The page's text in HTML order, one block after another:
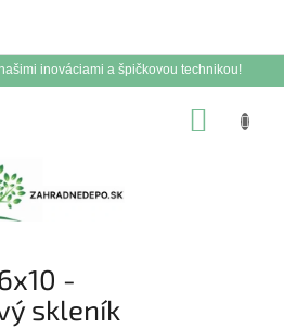
inováciami a špičkovou technikou!
-
skleník